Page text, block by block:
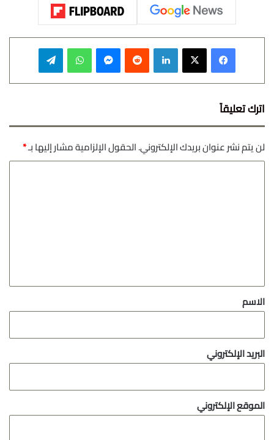
فيسبوك ‫X لينكدإن واتساب
اترك تعليقاً
لن يتم نشر عنوان بريدك الإلكتروني.الحقول الإلزامية مشار إليها بـ*
*
الاسم
البريد الإلكتروني
الموقع الإلكتروني